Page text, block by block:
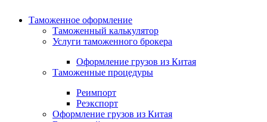
Таможенное оформление
Таможенный калькулятор
Услуги таможенного брокера
Оформление грузов из Китая
Таможенные процедуры
Реимпорт
Реэкспорт
Оформление грузов из Китая